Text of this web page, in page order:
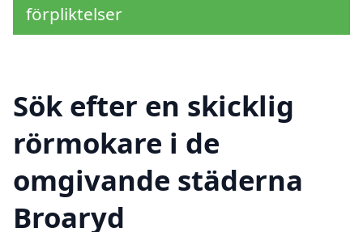
förpliktelser
Sök efter en skicklig
rörmokare i de
omgivande städerna
Broaryd